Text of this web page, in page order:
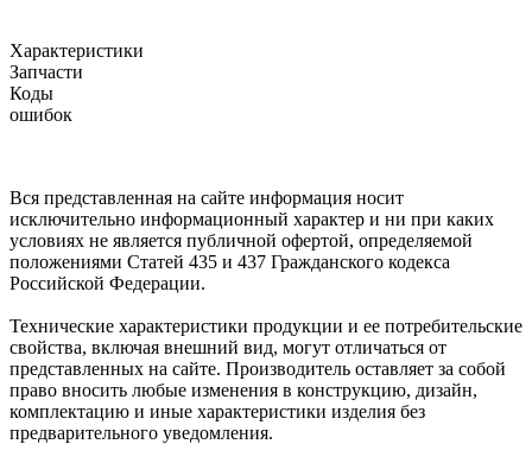
Характеристики
Запчасти
Коды
ошибок
Вся представленная на сайте информация носит
исключительно информационный характер и ни при каких
условиях не является публичной офертой, определяемой
положениями Статей 435 и 437 Гражданского кодекса
Российской Федерации.
Технические характеристики продукции и ее потребительские
свойства, включая внешний вид, могут отличаться от
представленных на сайте. Производитель оставляет за собой
право вносить любые изменения в конструкцию, дизайн,
комплектацию и иные характеристики изделия без
предварительного уведомления.